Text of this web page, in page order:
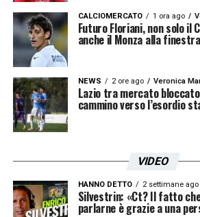
CALCIOMERCATO 1 ora ago
Futuro Floriani, non solo il
anche il Monza alla finestra
NEWS 2 ore ago Veronica
Lazio tra mercato
cammino verso l’esordio
VIDEO
HANNO DETTO 2 settimane ago
Silvestrin: «Ct? Il fatto
parlarne è grazie a una